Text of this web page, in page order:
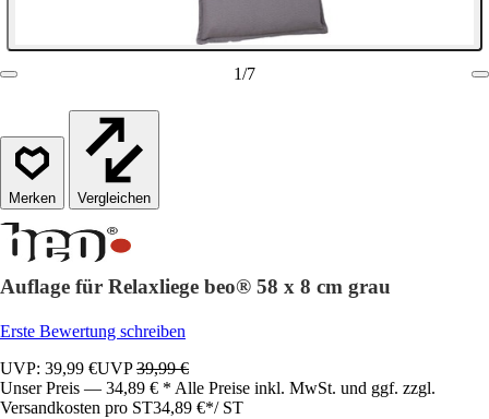
1/7
Vergleichen
Auflage für Relaxliege beo® 58 x 8 cm grau
Erste Bewertung schreiben
UVP: 39,99 €UVP39,99 €
Unser Preis — 34,89 € * Alle Preise inkl. MwSt. und ggf. zzgl.
Versandkosten pro ST34,89 €*/ ST